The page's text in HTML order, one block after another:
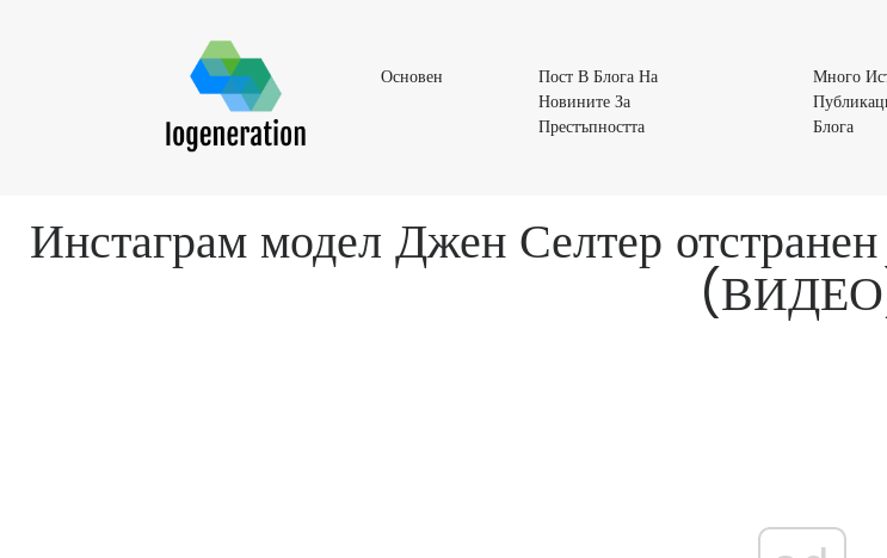
ОсновенОсновен
Пост В Блога На
Новините За
ПрестъпносттаПост
За
Престъпността
Много
БлогаМного
Инстаграм модел Джен Селтер